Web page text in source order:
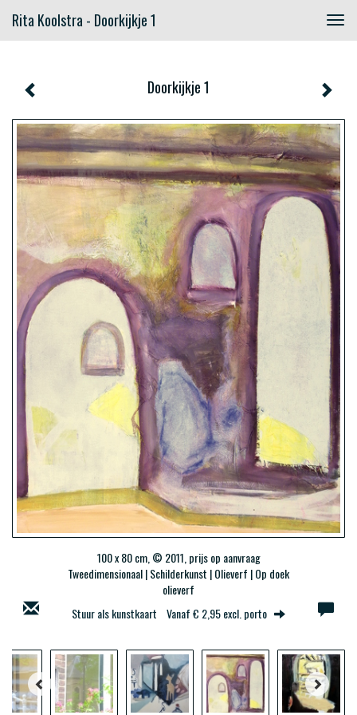
Rita Koolstra - Doorkijkje 1
Doorkijkje 1
100 x 80 cm, © 2011, prijs op aanvraag
Tweedimensionaal | Schilderkunst | Olieverf | Op doek
olieverf
Stuur als kunstkaart Vanaf € 2,95 excl. porto